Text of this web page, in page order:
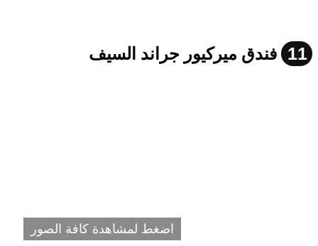
11 فندق ميركيور جراند السيف
اضغط لمشاهدة كافة الصور